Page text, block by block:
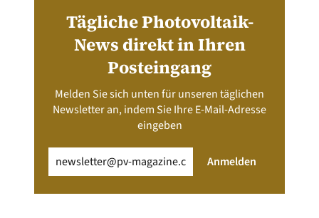
Tägliche Photovoltaik-
News direkt in Ihren
Posteingang
Melden Sie sich unten für unseren täglichen
Newsletter an, indem Sie Ihre E-Mail-Adresse
eingeben
(erforderlich) Anmelden